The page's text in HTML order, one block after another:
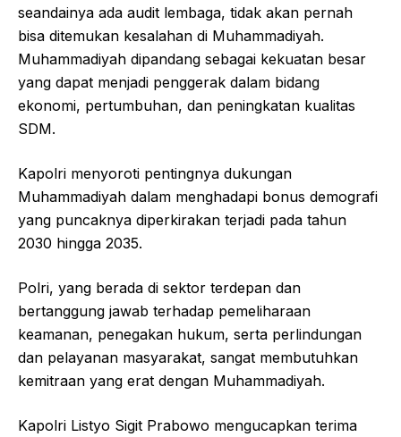
seandainya ada audit lembaga, tidak akan pernah
bisa ditemukan kesalahan di Muhammadiyah.
Muhammadiyah dipandang sebagai kekuatan besar
yang dapat menjadi penggerak dalam bidang
ekonomi, pertumbuhan, dan peningkatan kualitas
SDM.
Kapolri menyoroti pentingnya dukungan
Muhammadiyah dalam menghadapi bonus demografi
yang puncaknya diperkirakan terjadi pada tahun
2030 hingga 2035.
Polri, yang berada di sektor terdepan dan
bertanggung jawab terhadap pemeliharaan
keamanan, penegakan hukum, serta perlindungan
dan pelayanan masyarakat, sangat membutuhkan
kemitraan yang erat dengan Muhammadiyah.
Kapolri Listyo Sigit Prabowo mengucapkan terima